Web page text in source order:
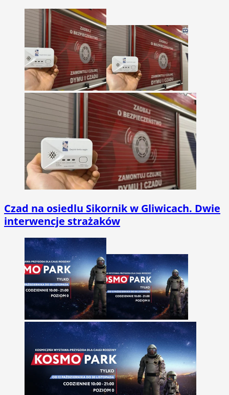
Czad na osiedlu Sikornik w Gliwicach. Dwie
interwencje strażaków